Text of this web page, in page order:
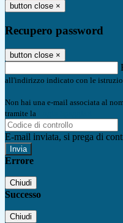
button close ×
Recupero password
button close ×
all'indirizzo indicato con le
Non hai una e-mail associata al
tramite la
E-mail inviata, si prega di
Errore
Chiudi
Successo
Chiudi